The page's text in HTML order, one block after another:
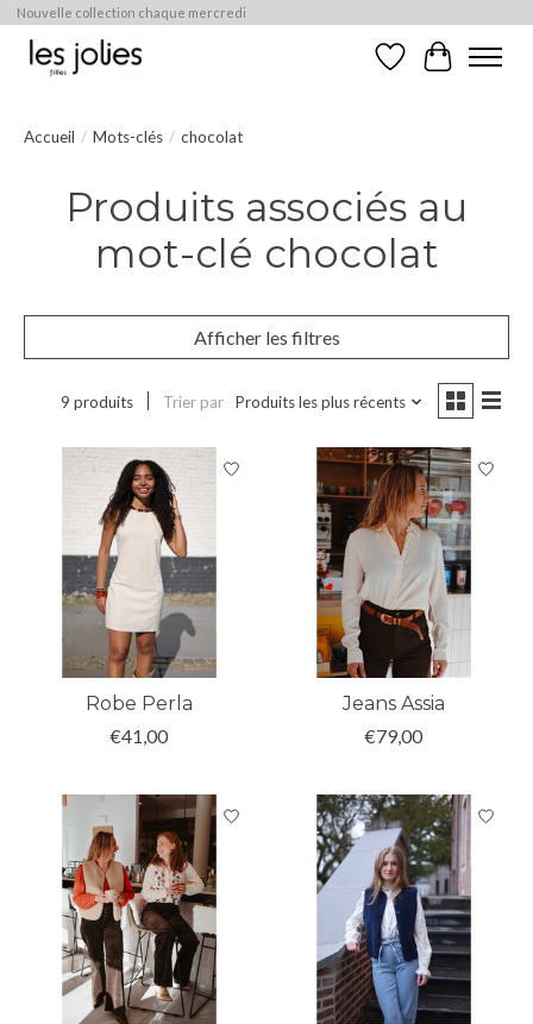
Nouvelle collection chaque mercredi
Liste de souhaits
Panier
Accueil / Mots-clés / chocolat
Produits associés au
mot-clé chocolat
Afficher les filtres
9 produits Trier par Produits les plus récents
Robe Perla
€41,00
Jeans Assia
€79,00